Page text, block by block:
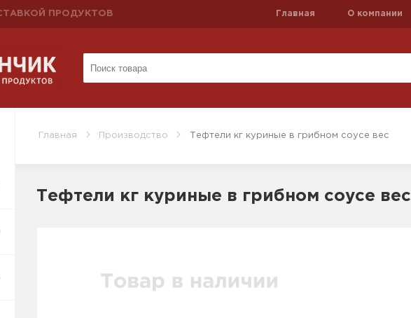
ПРОДУКТОВ Главная О компании
Главная Производство Тефтели кг куриные в грибном соусе вес
Тефтели кг куриные в грибном соусе вес